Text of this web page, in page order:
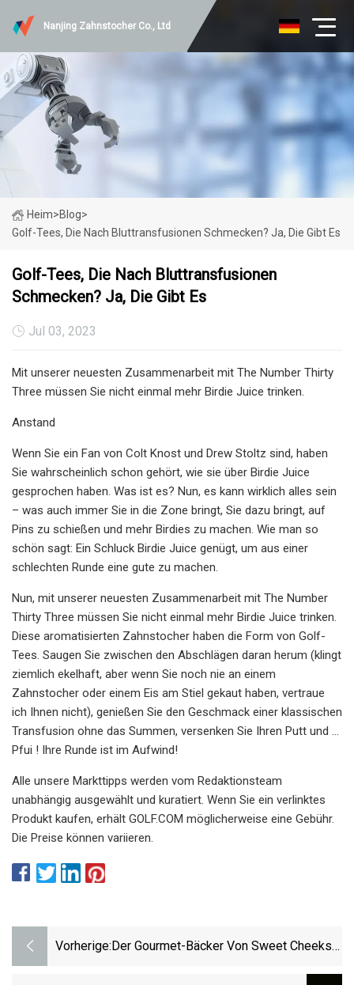
Nanjing Zahnstocher Co., Ltd
Heim>Blog>
Golf-Tees, Die Nach Bluttransfusionen Schmecken? Ja, Die Gibt Es
Golf-Tees, Die Nach Bluttransfusionen
Schmecken? Ja, Die Gibt Es
Jul 03, 2023
Mit unserer neuesten Zusammenarbeit mit The Number Thirty
Three müssen Sie nicht einmal mehr Birdie Juice trinken.
Anstand
Wenn Sie ein Fan von Colt Knost und Drew Stoltz sind, haben
Sie wahrscheinlich schon gehört, wie sie über Birdie Juice
gesprochen haben. Was ist es? Nun, es kann wirklich alles sein
– was auch immer Sie in die Zone bringt, Sie dazu bringt, auf
Pins zu schießen und mehr Birdies zu machen. Wie man so
schön sagt: Ein Schluck Birdie Juice genügt, um aus einer
schlechten Runde eine gute zu machen.
Nun, mit unserer neuesten Zusammenarbeit mit The Number
Thirty Three müssen Sie nicht einmal mehr Birdie Juice trinken.
Diese aromatisierten Zahnstocher haben die Form von Golf-
Tees. Saugen Sie zwischen den Abschlägen daran herum (klingt
ziemlich ekelhaft, aber wenn Sie noch nie an einem
Zahnstocher oder einem Eis am Stiel gekaut haben, vertraue
ich Ihnen nicht), genießen Sie den Geschmack einer klassischen
Transfusion ohne das Summen, versenken Sie Ihren Putt und …
Pfui ! Ihre Runde ist im Aufwind!
Alle unsere Markttipps werden vom Redaktionsteam
unabhängig ausgewählt und kuratiert. Wenn Sie ein verlinktes
Produkt kaufen, erhält GOLF.COM möglicherweise eine Gebühr.
Die Preise können variieren.
Vorherige: Der Gourmet-Bäcker Von Sweet Cheeks